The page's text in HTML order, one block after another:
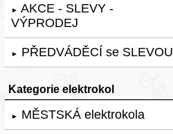
► AKCE - SLEVY -
VÝPRODEJ
► PŘEDVÁDĚCÍ se SLEVOU
Kategorie elektrokol
► MĚSTSKÁ elektrokola